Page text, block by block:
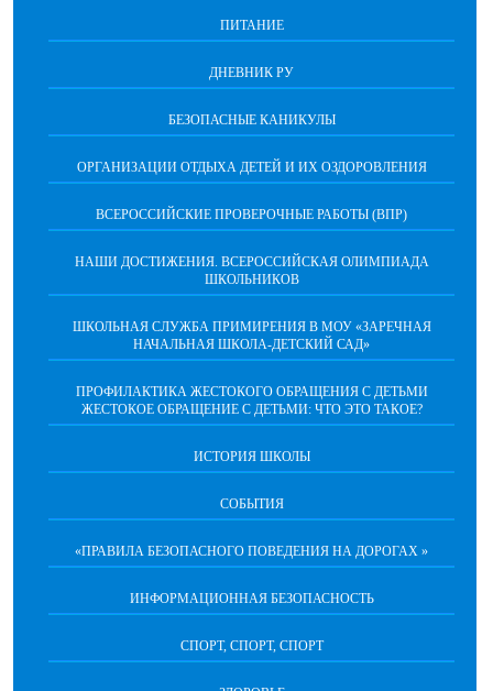
ПИТАНИЕ
ДНЕВНИК РУ
БЕЗОПАСНЫЕ КАНИКУЛЫ
ОРГАНИЗАЦИИ ОТДЫХА ДЕТЕЙ И ИХ ОЗДОРОВЛЕНИЯ
ВСЕРОССИЙСКИЕ ПРОВЕРОЧНЫЕ РАБОТЫ (ВПР)
НАШИ ДОСТИЖЕНИЯ. ВСЕРОССИЙСКАЯ ОЛИМПИАДА
ШКОЛЬНИКОВ
ШКОЛЬНАЯ СЛУЖБА ПРИМИРЕНИЯ В МОУ «ЗАРЕЧНАЯ
НАЧАЛЬНАЯ ШКОЛА-ДЕТСКИЙ САД»
ПРОФИЛАКТИКА ЖЕСТОКОГО ОБРАЩЕНИЯ С ДЕТЬМИ
ЖЕСТОКОЕ ОБРАЩЕНИЕ С ДЕТЬМИ: ЧТО ЭТО ТАКОЕ?
ИСТОРИЯ ШКОЛЫ
СОБЫТИЯ
«ПРАВИЛА БЕЗОПАСНОГО ПОВЕДЕНИЯ НА ДОРОГАХ »
ИНФОРМАЦИОННАЯ БЕЗОПАСНОСТЬ
СПОРТ, СПОРТ, СПОРТ